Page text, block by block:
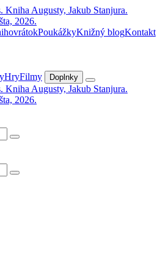
PoukážkyKnižný blogKontakt
HryFilmy Doplnky